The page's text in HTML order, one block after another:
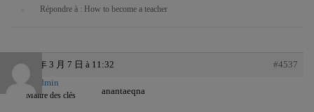
Répondre à : How to become a teacher
2016 年 3 月 7 日 à 11:32
#4537
admin
Maître des clés anantaeqna